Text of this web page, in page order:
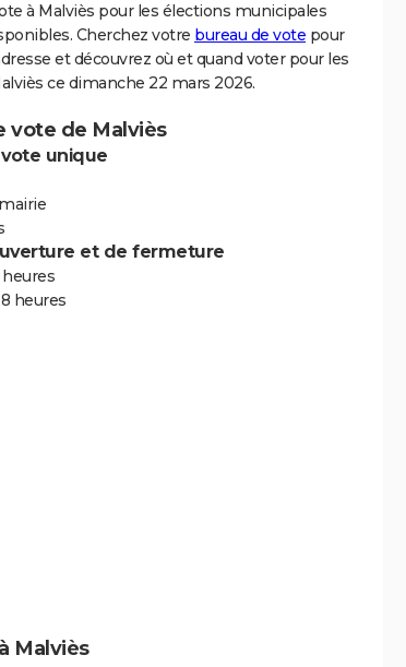
à Malviès pour les élections municipales
Cherchez votre bureau de vote pour
et découvrez où et quand voter pour les
ce dimanche 22 mars 2026.
vote de Malviès
unique
et de fermeture
heures
Malviès